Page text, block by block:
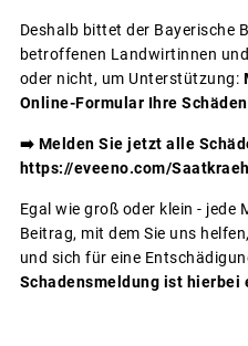
Deshalb bittet der Bayerische
betroffenen Landwirtinnen
oder nicht, um Unterstützung:
Online-Formular Ihre
➡️ Melden Sie jetzt alle
https://eveeno.com/
Egal wie groß oder klein - jede
Beitrag, mit dem Sie uns
und sich für eine
Schadensmeldung ist hierbei